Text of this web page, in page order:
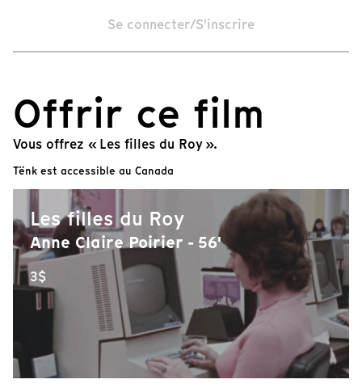
Se connecter/S'inscrire
Offrir ce film
Vous offrez « Les filles du Roy ».
Tënk est accessible au Canada
Les filles du Roy
Anne Claire Poirier - 56'
3$